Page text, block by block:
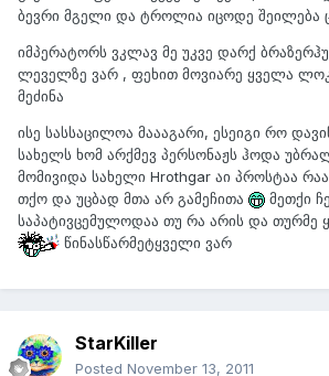
ბევრი მგელი და ტროლია იცოდე შეილება
იმპერატორს ვკლავ მე უკვე დარქ
ლეველზე ვარ , ფეხით მოვიარე ყველა
მეძინა
ისე სასსაცილოა მაააგარი, ესეიგი რო
სახელს ხომ არქმევ პერსონაჟს ჰოდა
მომივიდა სახელი Hrothgar აი პროსტაა
თქო და უცბად მთა არ გამეჩითა
მეთქი
საპატივცემულოდაა თუ რა არის და თურმე
წინასწარმეტყველი ვარ
StarKiller
Posted November 13, 2011